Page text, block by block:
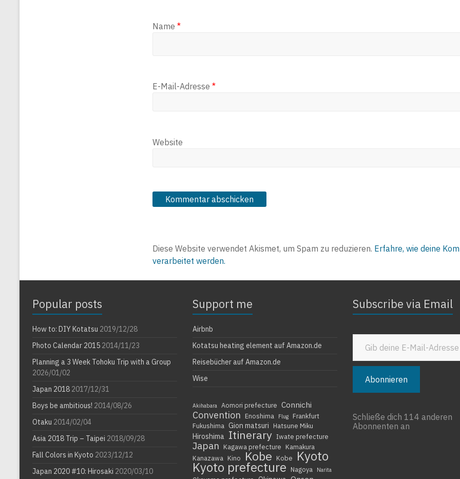
Name *
E-Mail-Adresse *
Website
Diese Website verwendet Akismet, um Spam zu reduzieren. Erfahre, wie deine
verarbeitet werden.
Popular posts
How to: DIY Kotatsu 2019/12/28
Photo Calendar 2015 2014/11/23
Planning a 3 Week Tohoku Trip with a Group
2026/01/02
Japan 2018 2017/12/31
Boys be ambitious! 2014/08/26
Otaku 2014/02/04
Asia 2018 Trip – Taipei 2018/09/28
Fall Colors in Kyoto 2023/12/12
Japan 2020 #10: Hirosaki 2020/03/10
Support me
Airbnb
Kotatsu heating element auf Amazon.de
Reisebücher auf Amazon.de
Wise
Akihabara Aomori prefecture Connichi
Convention Enoshima Flug
Frankfurt
Fukushima Gion matsuri Hatsune Miku
Hiroshima Itinerary Iwate prefecture
Japan Kagawa prefecture
Kamakura
Kanazawa
Kino Kobe Kobe Kyoto
Kyoto prefecture Nagoya Narita
Subscribe via Email
Gib deine E-Mail-Adresse ein ...
Abonnieren
Schließe dich 114 anderen
Abonnenten an